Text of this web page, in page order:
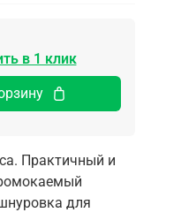
в 1 клик
Практичный и
для